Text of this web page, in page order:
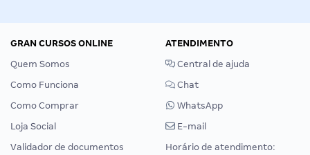
GRAN CURSOS ONLINE
Quem Somos
Como Funciona
Como Comprar
Loja Social
Validador de documentos
ATENDIMENTO
Central de ajuda
Chat
WhatsApp
E-mail
Horário de atendimento: